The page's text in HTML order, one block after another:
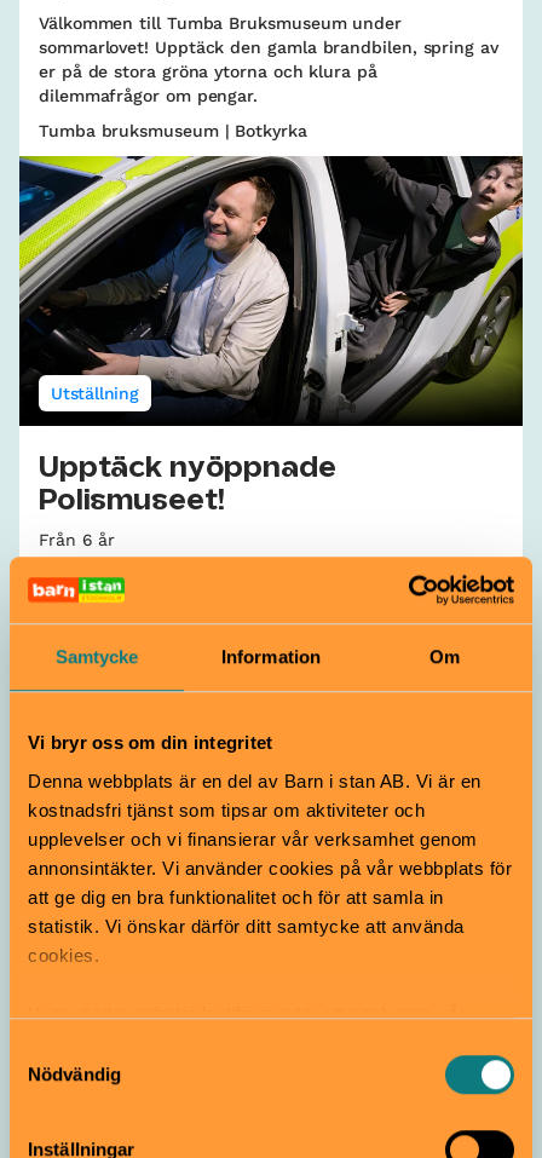
Samtycke Information Om
Vi bryr oss om din integritet
Denna webbplats är en del av Barn i stan AB. Vi är en
kostnadsfri tjänst som tipsar om aktiviteter och
upplevelser och vi finansierar vår verksamhet genom
annonsintäkter. Vi använder cookies på vår webbplats för
att ge dig en bra funktionalitet och för att samla in
statistik. Vi önskar därför ditt samtycke att använda
cookies.
Vi använder enhetsidentifierare för att analysera vår
samt tillhandahålla funktioner för sociala medier. Vi
vidarebefordrar även sådana identifierare och annan
information från din enhet till de sociala medier och
Nödvändig
Inställningar
Välkommen till Tumba Bruksmuseum under
sommarlovet! Upptäck den gamla brandbilen, spring av
er på de stora gröna ytorna och klura på
dilemmafrågor om pengar.
Tumba bruksmuseum | Botkyrka
Utställning
Upptäck nyöppnade
Polismuseet!
Från 6 år
Nu kan DU vandra i polisers fotspår, från 1850 till idag.
Passa på att prova uniformen eller varför inte
polisbilen? Testa om du kan skilja äkta från falskt!
Polismuseet | Gärdet
Bebisvänligt
Är du föräldraledig och vill vara i en kreativ och
stimulerande miljö på dagtid? Ta med ditt barn till ett
Tom Tits Experiment | Södertälje